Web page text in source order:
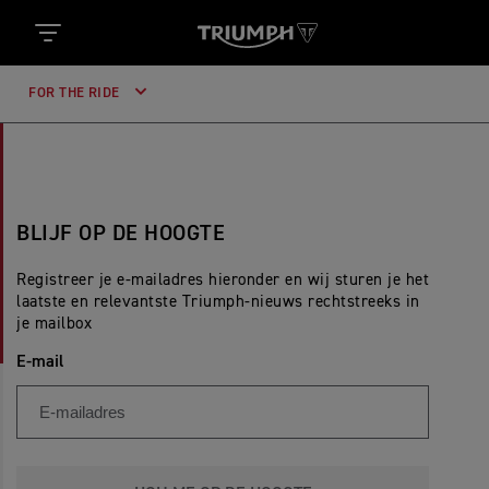
FOR THE RIDE
BLIJF OP DE HOOGTE
Registreer je e-mailadres hieronder en wij sturen je het
laatste en relevantste Triumph-nieuws rechtstreeks in
je mailbox
E-mail